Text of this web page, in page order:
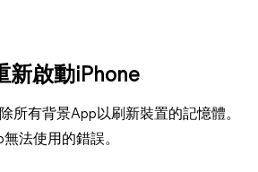
新啟動iPhone
所有背景App以刷新裝置的記憶體。
法使用的錯誤。